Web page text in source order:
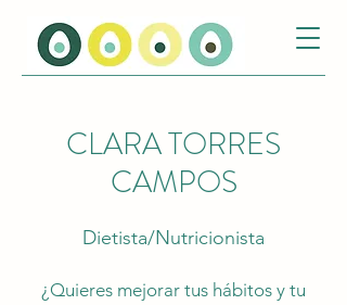
CLARA TORRES
CAMPOS
Dietista/Nutricionista
¿Quieres mejorar tus hábitos y tu